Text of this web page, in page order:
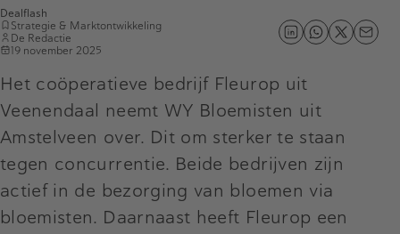
Dealflash
Strategie & Marktontwikkeling
De Redactie
19 november 2025
Het coöperatieve bedrijf Fleurop uit
Veenendaal neemt WY Bloemisten uit
Amstelveen over. Dit om sterker te staan
tegen concurrentie. Beide bedrijven zijn
actief in de bezorging van bloemen via
bloemisten. Daarnaast heeft Fleurop een